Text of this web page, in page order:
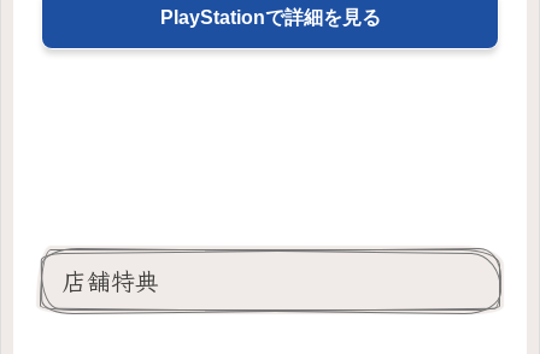
PlayStationで詳細を見る
店舗特典